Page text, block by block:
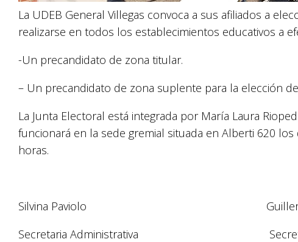
La UDEB General Villegas convoca a sus afiliados a
realizarse en todos los establecimientos educativos a
-Un precandidato de zona titular.
– Un precandidato de zona suplente para la elección
La Junta Electoral está integrada por María Laura
funcionará en la sede gremial situada en Alberti 620
horas.
Silvina Paviolo Guillermo
Secretaria Administrativa